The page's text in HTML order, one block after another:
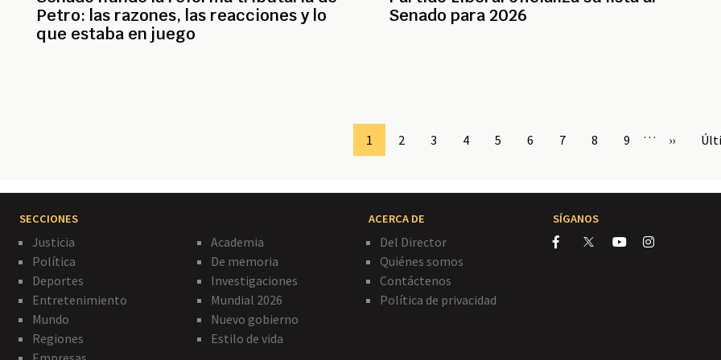
Petro: las razones, las reacciones y lo
que estaba en juego
Senado para 2026
Page
1 Page
2 Page
3 Page
4 Page
5 Page
6 Page
7 Page
8 Page
9 …
Siguiente
››
SECCIONES
Justicia
Política
Deportes
Entretenimiento
Mundo
Regiones
Academia
De memoria
Investigaciones
Mundial 2026
Nuevo gobierno
Estilo de vida
ACERCA DE
Del Director
Quiénes somos
Contáctenos
Política de privacidad
SÍGANOS